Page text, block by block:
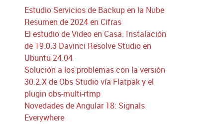
Estudio Servicios de Backup en la Nube
Resumen de 2024 en Cifras
El estudio de Video en Casa: Instalación
de 19.0.3 Davinci Resolve Studio en
Ubuntu 24.04
Solución a los problemas con la versión
30.2.X de Obs Studio vía Flatpak y el
plugin obs-multi-rtmp
Novedades de Angular 18: Signals
Everywhere